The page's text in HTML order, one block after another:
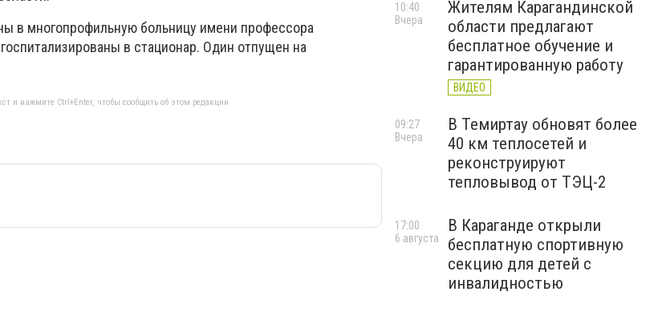
в многопрофильную больницу имени профессора
в стационар. Один отпущен на
и нажмите Ctrl+Enter, чтобы сообщить об этом редакции
Жителям Карагандинской
области предлагают
бесплатное обучение и
гарантированную работу
ВИДЕО
10:40
Вчера
В Темиртау обновят более
40 км теплосетей и
реконструируют
тепловывод от ТЭЦ-2
09:27
Вчера
В Караганде открыли
бесплатную спортивную
секцию для детей с
инвалидностью
17:00
6 августа